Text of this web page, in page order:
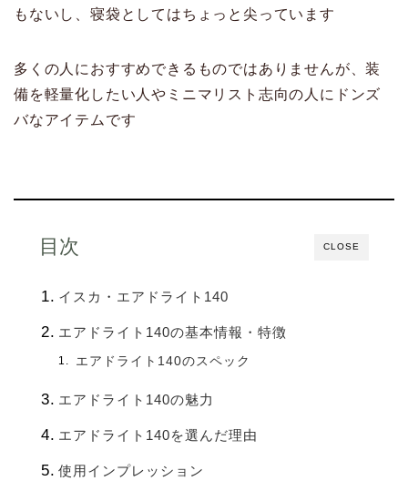
もないし、寝袋としてはちょっと尖っています
多くの人におすすめできるものではありませんが、装
備を軽量化したい人やミニマリスト志向の人にドンズ
バなアイテムです
CLOSE
目次
イスカ・エアドライト140
エアドライト140の基本情報・特徴
エアドライト140のスペック
エアドライト140の魅力
エアドライト140を選んだ理由
使用インプレッション